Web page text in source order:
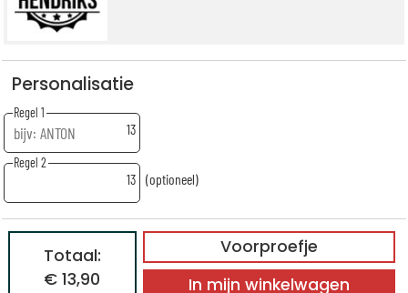
Personalisatie
Regel 1
13
Regel 2
13 (optioneel)
Voorproefje
Totaal:
€ 13,90
In mijn winkelwagen